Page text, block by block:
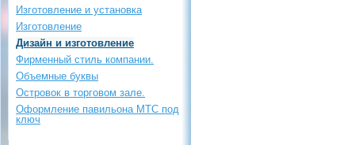
Изготовление и установка
Изготовление
Дизайн и изготовление
Фирменный стиль компании.
Объемные буквы
Островок в торговом зале.
Оформление павильона МТС под
ключ